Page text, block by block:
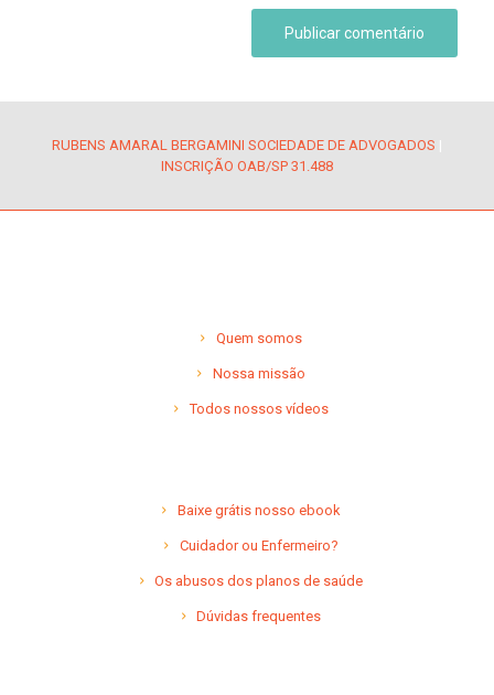
RUBENS AMARAL BERGAMINI SOCIEDADE DE ADVOGADOS |
INSCRIÇÃO OAB/SP 31.488
Quem somos
Nossa missão
Todos nossos vídeos
Baixe grátis nosso ebook
Cuidador ou Enfermeiro?
Os abusos dos planos de saúde
Dúvidas frequentes